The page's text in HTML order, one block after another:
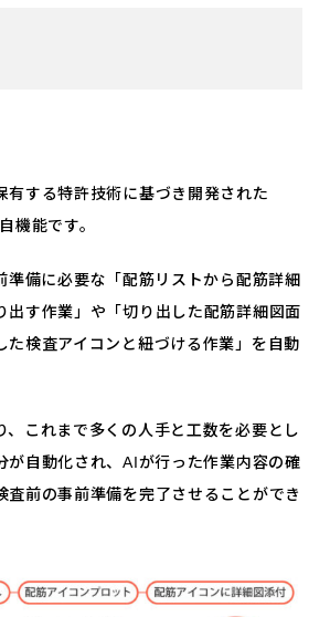
有する特許技術に基づき開発された
機能です。
準備に必要な「配筋リストから配筋詳細
出す作業」や「切り出した配筋詳細図面
た検査アイコンと紐づける作業」を自動
、これまで多くの人手と工数を必要とし
が自動化され、AIが行った作業内容の確
査前の事前準備を完了させることができ